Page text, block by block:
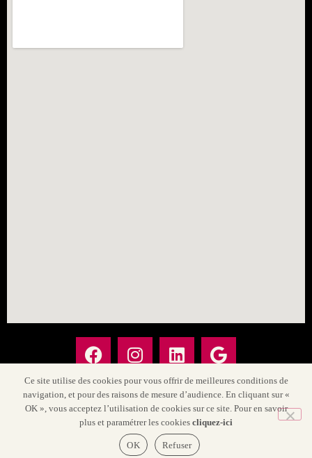
Informations & tendances
Mentions légales & Politique de Confidentialité
Ce site utilise des cookies pour vous offrir de meilleures conditions de
navigation, et pour des raisons de mesure d’audience. En cliquant sur «
OK », vous acceptez l’utilisation de cookies sur ce site. Pour en savoir
plus et paramétrer les cookies cliquez-ici
OK Refuser